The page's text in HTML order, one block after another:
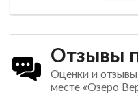
Отзывы
Оценки и отзывы
месте «Озеро